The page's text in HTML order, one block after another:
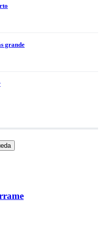
grande